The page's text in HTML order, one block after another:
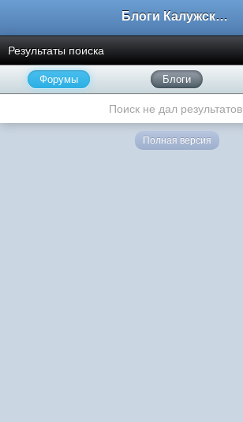
Блоги Калужского перекрестка
Результаты поиска
Форумы Блоги
Поиск не дал результатов.
Полная версия